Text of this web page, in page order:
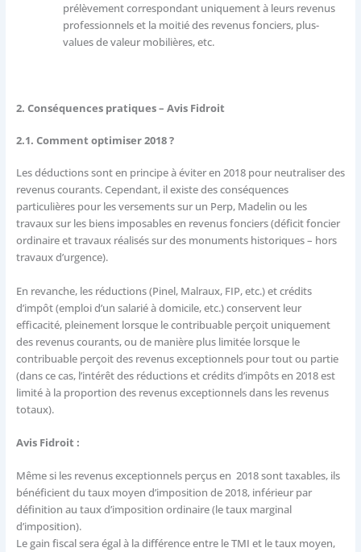
prélèvement correspondant uniquement à leurs revenus
professionnels et la moitié des revenus fonciers, plus-
values de valeur mobilières, etc.
2. Conséquences pratiques – Avis Fidroit
2.1. Comment optimiser 2018 ?
Les déductions sont en principe à éviter en 2018 pour neutraliser des
revenus courants. Cependant, il existe des conséquences
particulières pour les versements sur un Perp, Madelin ou les
travaux sur les biens imposables en revenus fonciers (déficit foncier
ordinaire et travaux réalisés sur des monuments historiques – hors
travaux d’urgence).
En revanche, les réductions (Pinel, Malraux, FIP, etc.) et crédits
d’impôt (emploi d’un salarié à domicile, etc.) conservent leur
efficacité, pleinement lorsque le contribuable perçoit uniquement
des revenus courants, ou de manière plus limitée lorsque le
contribuable perçoit des revenus exceptionnels pour tout ou partie
(dans ce cas, l’intérêt des réductions et crédits d’impôts en 2018 est
limité à la proportion des revenus exceptionnels dans les revenus
totaux).
Avis Fidroit :
Même si les revenus exceptionnels perçus en 2018 sont taxables, ils
bénéficient du taux moyen d’imposition de 2018, inférieur par
définition au taux d’imposition ordinaire (le taux marginal
d’imposition).
Le gain fiscal sera égal à la différence entre le TMI et le taux moyen,